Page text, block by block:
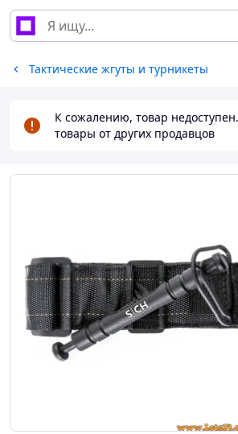
Тактические жгуты и турникеты
К сожалению, товар
товары от других продавцов